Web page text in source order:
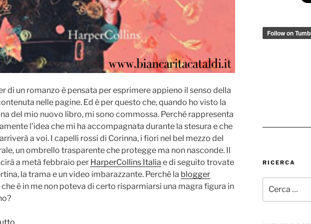
di un romanzo è pensata per esprimere appieno il senso della
nelle pagine. Ed è per questo che, quando ho visto la
del mio nuovo libro, mi sono commossa. Perché rappresenta
l’idea che mi ha accompagnata durante la stesura e che
a voi. I capelli rossi di Corinna, i fiori nel bel mezzo del
un ombrello trasparente che protegge ma non nasconde. Il
a metà febbraio per HarperCollins Italia e di seguito trovate
la trama e un video imbarazzante. Perché la blogger
che è in me non poteva di certo risparmiarsi una magra figura in
RICERCA